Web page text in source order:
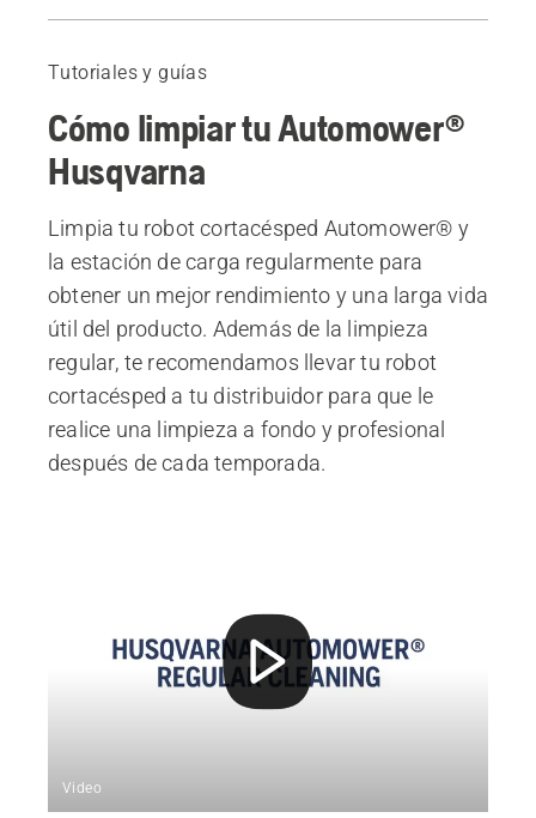
Tutoriales y guías
Cómo limpiar tu Automower®
Husqvarna
Limpia tu robot cortacésped Automower® y
la estación de carga regularmente para
obtener un mejor rendimiento y una larga vida
útil del producto.​ Además de la limpieza
regular, te recomendamos llevar tu robot
cortacésped a tu distribuidor para que le
realice una limpieza a fondo y profesional
después de cada temporada.​
Video